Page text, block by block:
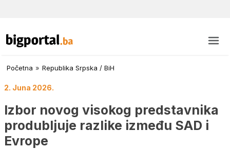
Početna » Republika Srpska / BiH
2. Juna 2026.
Izbor novog visokog predstavnika
produbljuje razlike između SAD i
Evrope